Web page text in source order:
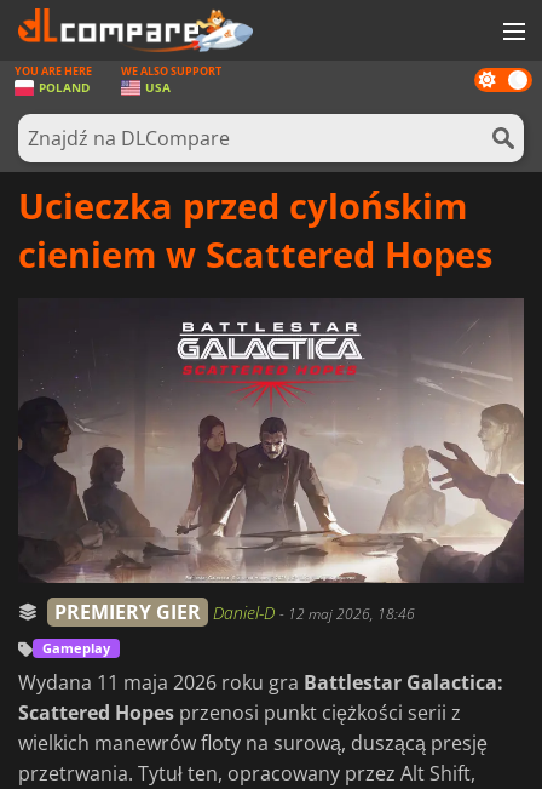
GRY
KARTY DO GIER
OPROGRAMOWANIE
ZALOGUJ SIĘ LUB ZAREJESTRUJ
Dark
mode
YOU ARE HERE
POLAND
WE ALSO SUPPORT
USA
Ucieczka przed cylońskim
cieniem w Scattered Hopes
PREMIERY GIER Daniel-D - 12 maj 2026, 18:46
Gameplay
Wydana 11 maja 2026 roku gra Battlestar Galactica:
Scattered Hopes przenosi punkt ciężkości serii z
wielkich manewrów floty na surową, duszącą presję
przetrwania. Tytuł ten, opracowany przez Alt Shift,